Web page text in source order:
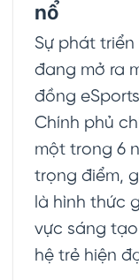
nổ
Sự phát
đang mở ra
đồng
Chính phủ
một trong 6
trọng điểm,
là hình thức
vực sáng
hệ trẻ hiện